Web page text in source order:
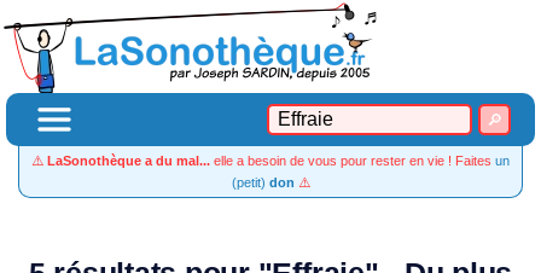
⚠️ LaSonothèque a du mal... elle a besoin de vous pour rester en vie ! Faites un
(petit) don ⚠️